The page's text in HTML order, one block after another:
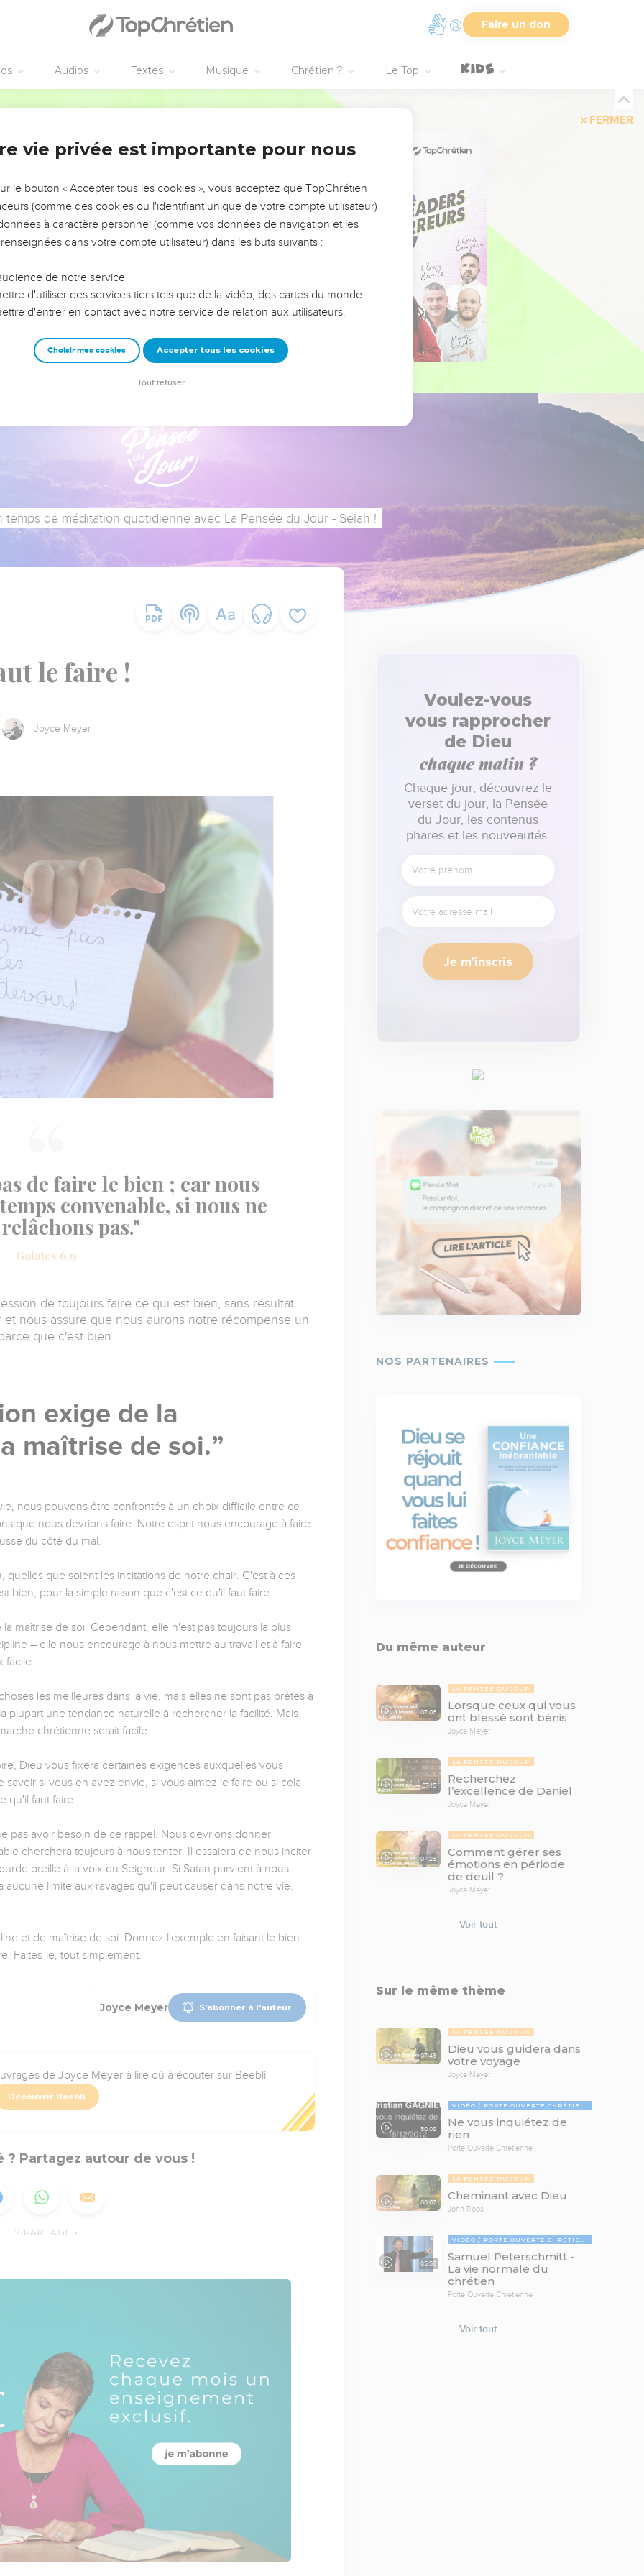
Faire un don
Audios Textes Musique Chrétien ? Le Top
FERMER
LES VOTRES ?
leur impact, leur foi ou leur vision. Mais on voit
qu'ils ont traversés, alors même que ce sont
et responsables reviennent sur les erreurs
avec plus de sagesse afin que leurs erreurs
ministère, une équipe, un groupe ou une famille,
temps de méditation quotidienne avec La Pensée du Jour - Selah !
le faire !
Joyce Meyer
de faire le bien ; car nous
convenable, si nous ne
pas."
Galates 6.9
de toujours faire ce qui est bien, sans résultat.
nous assure que nous aurons notre récompense un
que c'est bien.
exige de la
maîtrise de soi.
nous pouvons être confrontés à un choix difficile entre ce
que nous devrions faire. Notre esprit nous encourage à faire
du côté du mal.
que soient les incitations de notre chair. C'est à ces
bien, pour la simple raison que c'est ce qu'il faut faire.
maîtrise de soi. Cependant, elle n'est pas toujours la plus
– elle nous encourage à nous mettre au travail et à faire
facile.
les meilleures dans la vie, mais elles ne sont pas prêtes à
plupart une tendance naturelle à rechercher la facilité. Mais
chrétienne serait facile.
Dieu vous fixera certaines exigences auxquelles vous
si vous en avez envie, si vous aimez le faire ou si cela
qu'il faut faire.
pas avoir besoin de ce rappel. Nous devrions donner
cherchera toujours à nous tenter. Il essaiera de nous inciter
oreille à la voix du Seigneur. Si Satan parvient à nous
limite aux ravages qu'il peut causer dans notre vie.
et de maîtrise de soi. Donnez l'exemple en faisant le bien
Faites-le, tout simplement.
Joyce Meyer S'abonner à l'auteur
de Joyce Meyer à lire où à écouter sur Beebli.
Découvrir Beebli
? Partagez autour de vous !
7 PARTAGES
Voulez-vous
vous rapprocher
de Dieu
chaque matin ?
Chaque jour, découvrez le
verset du jour, la Pensée
du Jour, les contenus
phares et les nouveautés.
Je m'inscris
Du même auteur
07:06
LA PENSÉE DU JOUR
Lorsque ceux qui vous
ont blessé sont bénis
Joyce Meyer
07:15
LA PENSÉE DU JOUR
Recherchez
l’excellence de Daniel
Joyce Meyer
07:25
LA PENSÉE DU JOUR
Comment gérer ses
émotions en période
de deuil ?
Joyce Meyer
Voir tout
Sur le même thème
07:43
LA PENSÉE DU JOUR
Dieu vous guidera dans
votre voyage
Joyce Meyer
50:08
VIDÉO PORTE OUVERTE CHRÉTIENNE
Ne vous inquiétez de
rien
Porte Ouverte Chrétienne
08:07
LA PENSÉE DU JOUR
Cheminant avec Dieu
John Roos
65:58
VIDÉO PORTE OUVERTE CHRÉTIENNE
Samuel Peterschmitt -
La vie normale du
chrétien
Porte Ouverte Chrétienne
Voir tout
vie privée est importante pour nous
le bouton « Accepter tous les cookies », vous acceptez que TopChrétien
(comme des cookies ou l'identifiant unique de votre compte utilisateur)
à caractère personnel (comme vos données de navigation et les
dans votre compte utilisateur) dans les buts suivants :
de notre service
d'utiliser des services tiers tels que de la vidéo, des cartes du monde…
d'entrer en contact avec notre service de relation aux utilisateurs.
Choisir mes cookies Accepter tous les cookies
Tout refuser